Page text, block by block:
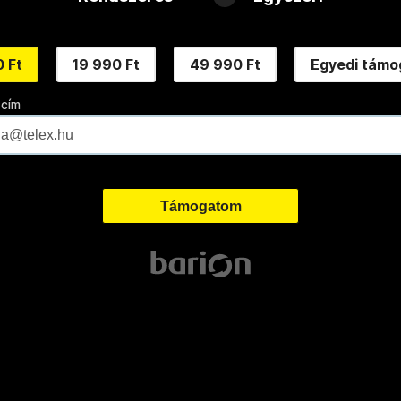
Ft 19 990 Ft 49 990 Ft Egyedi